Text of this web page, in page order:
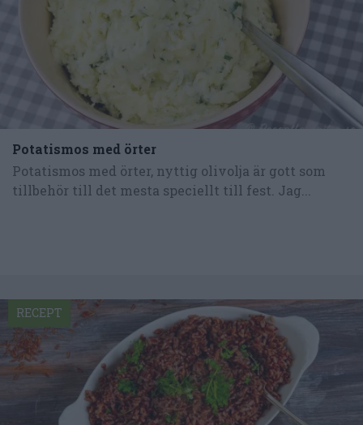
Potatismos med örter
Potatismos med örter, nyttig olivolja är gott som
tillbehör till det mesta speciellt till fest. Jag...
RECEPT